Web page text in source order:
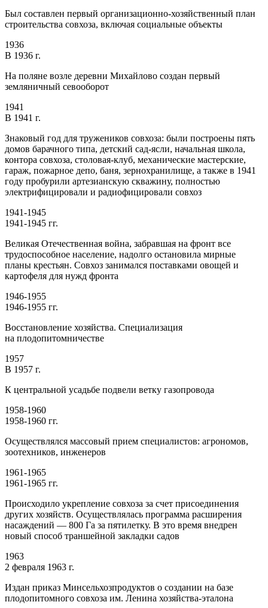
Был составлен первый организационно-хозяйственный план
строительства совхоза, включая социальные объекты
1936
В 1936 г.
На поляне возле деревни Михайлово создан первый
земляничный севооборот
1941
В 1941 г.
Знаковый год для тружеников совхоза: были построены пять
домов барачного типа, детский сад-ясли, начальная школа,
контора совхоза, столовая-клуб, механические мастерские,
гараж, пожарное депо, баня, зернохранилище, а также в 1941
году пробурили артезианскую скважину, полностью
электрифицировали и радиофицировали совхоз
1941-1945
1941-1945 гг.
Великая Отечественная война, забравшая на фронт все
трудоспособное население, надолго остановила мирные
планы крестьян. Совхоз занимался поставками овощей и
картофеля для нужд фронта
1946-1955
1946-1955 гг.
Восстановление хозяйства. Специализация
на плодопитомничестве
1957
В 1957 г.
К центральной усадьбе подвели ветку газопровода
1958-1960
1958-1960 гг.
Осуществлялся массовый прием специалистов: агрономов,
зоотехников, инженеров
1961-1965
1961-1965 гг.
Происходило укрепление совхоза за счет присоединения
других хозяйств. Осуществлялась программа расширения
насаждений — 800 Га за пятилетку. В это время внедрен
новый способ траншейной закладки садов
1963
2 февраля 1963 г.
Издан приказ Минсельхозпродуктов о создании на базе
плодопитомного совхоза им. Ленина хозяйства-эталона